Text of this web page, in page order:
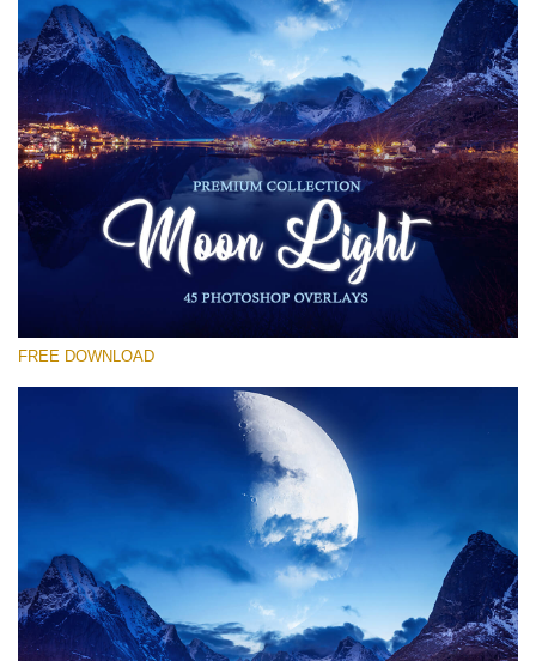
선택 해주세요
Free Moon Overlay #12
Small 800*533px
(45 Overlays)
Fairy Tale (344 Overlays)
Entire Collection
Large 6000*4000px
무료 다운로드
FREE DOWNLOAD